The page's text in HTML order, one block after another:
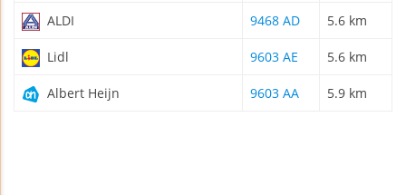
ALDI 9468 AD 5.6 km
Lidl 9603 AE 5.6 km
Albert Heijn 9603 AA 5.9 km